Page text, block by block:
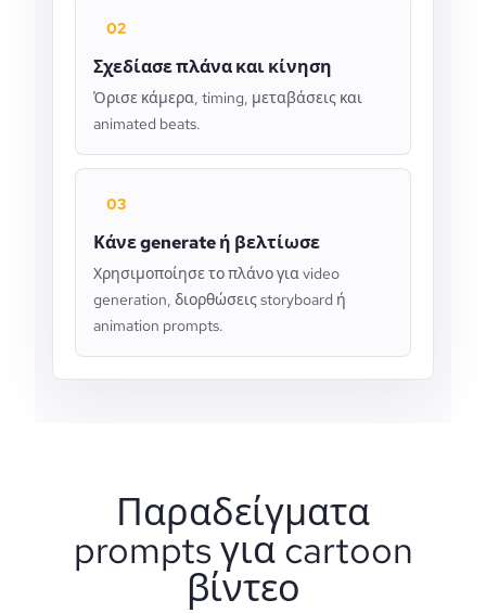
02
Σχεδίασε πλάνα και κίνηση
Όρισε κάμερα, timing, μεταβάσεις και
animated beats.
03
Κάνε generate ή βελτίωσε
Χρησιμοποίησε το πλάνο για video
generation, διορθώσεις storyboard ή
animation prompts.
Παραδείγματα
prompts για cartoon
βίντεο